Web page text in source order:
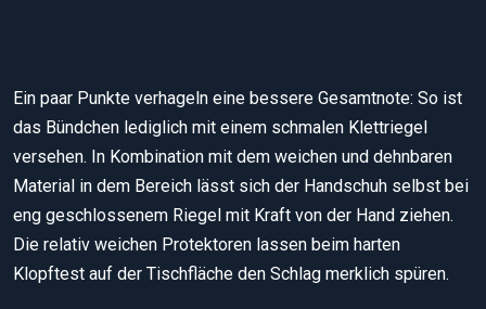
Ein paar Punkte verhageln eine bessere Gesamtnote: So ist
das Bündchen lediglich mit einem schmalen Klettriegel
versehen. In Kombination mit dem weichen und dehnbaren
Material in dem Bereich lässt sich der Handschuh selbst bei
eng geschlossenem Riegel mit Kraft von der Hand ziehen.
Die relativ weichen Protektoren lassen beim harten
Klopftest auf der Tischfläche den Schlag merklich spüren.